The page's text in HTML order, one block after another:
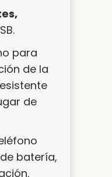
para
de la
de
batería,